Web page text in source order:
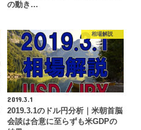
の動き…
相場解説
2019.3.1
2019.3.1のドル円分析｜米朝首脳
会談は合意に至らずも米GDPの